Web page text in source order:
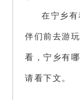
在宁乡
伴们前去游
看，宁乡有
请看下文。